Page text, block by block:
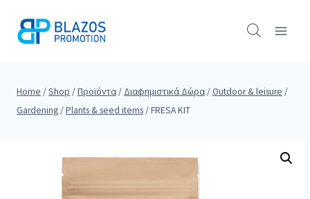
Home /Shop /Προϊόντα / Διαφημιστικά Δώρα /Outdoor & leisure /
Gardening /Plants & seed items /FRESA KIT